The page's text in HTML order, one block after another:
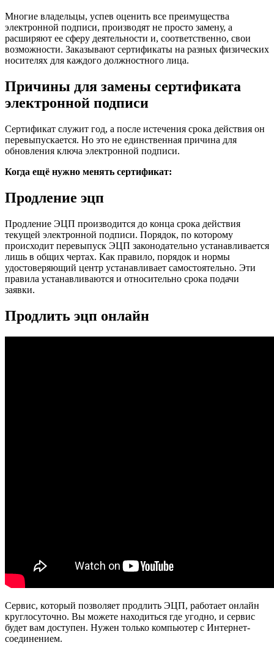
Многие владельцы, успев оценить все преимущества
электронной подписи, производят не просто замену, а
расширяют ее сферу деятельности и, соответственно, свои
возможности. Заказывают сертификаты на разных физических
носителях для каждого должностного лица.
Причины для замены сертификата
электронной подписи
Сертификат служит год, а после истечения срока действия он
перевыпускается. Но это не единственная причина для
обновления ключа электронной подписи.
Когда ещё нужно менять сертификат:
Продление эцп
Продление ЭЦП производится до конца срока действия
текущей электронной подписи. Порядок, по которому
происходит перевыпуск ЭЦП законодательно устанавливается
лишь в общих чертах. Как правило, порядок и нормы
удостоверяющий центр устанавливает самостоятельно. Эти
правила устанавливаются и относительно срока подачи
заявки.
Продлить эцп онлайн
Сервис, который позволяет продлить ЭЦП, работает онлайн
круглосуточно. Вы можете находиться где угодно, и сервис
будет вам доступен. Нужен только компьютер с Интернет-
соединением.